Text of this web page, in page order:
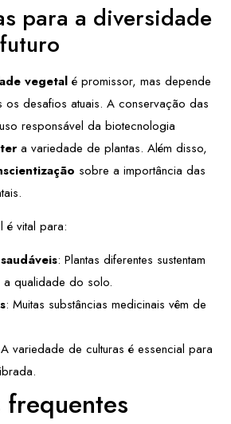
para a diversidade
vegetal é promissor, mas depende
os desafios atuais. A conservação das
responsável da biotecnologia
a variedade de plantas. Além disso,
sobre a importância das
é vital para:
: Plantas diferentes sustentam
a qualidade do solo.
: Muitas substâncias medicinais vêm de
variedade de culturas é essencial para
frequentes